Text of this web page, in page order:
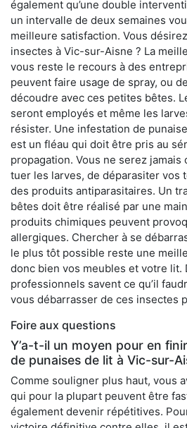
également qu’une double
un intervalle de deux semaines
meilleure satisfaction. Vous
insectes à Vic-sur-Aisne ? La
vous reste le recours à des
peuvent faire usage de spray, ou
découdre avec ces petites bêtes.
seront employés et même les
résister. Une infestation de
est un fléau qui doit être pris au
propagation. Vous ne serez jamais
tuer les larves, de déparasiter vos
des produits antiparasitaires. Un
bêtes doit être réalisé par une
produits chimiques peuvent
allergiques. Chercher à se
le plus tôt possible reste une
donc bien vos meubles et votre lit.
professionnels savent ce qu’il
vous débarrasser de ces insectes
Foire aux questions
Y’a-t-il un moyen pour en
de punaises de lit à Vic-sur-
Comme souligner plus haut, vous
qui pour la plupart peuvent être
également devenir répétitives.